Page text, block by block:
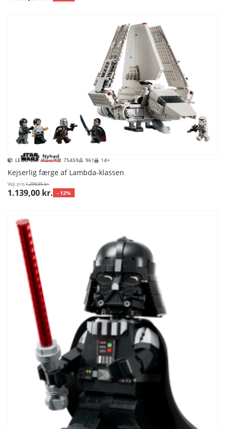
Nyhed
LEGO Star Wars™ 75459 961 14+
Kejserlig færge af Lambda-klassen
Vejl. pris1.299,95 kr.
1.139,00 kr. - 12%